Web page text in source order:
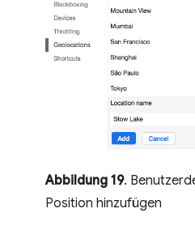
Abbildung 19.
Position hinzufügen